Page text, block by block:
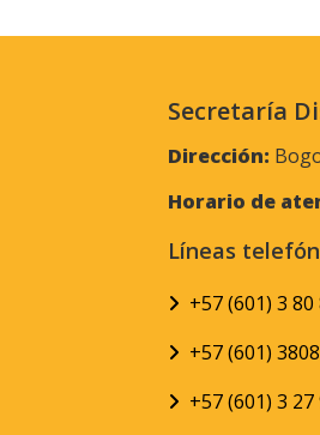
Secretaría
Dirección:
Horario de
Líneas
+57 (601) 3 80
+57 (601)
+57 (601) 3 27